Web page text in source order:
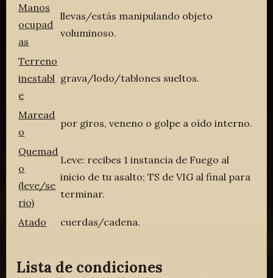
Manos
ocupad
as
llevas/estás manipulando objeto
voluminoso.
Terreno
inestabl
e
grava/lodo/tablones sueltos.
Maread
o
por giros, veneno o golpe a oído interno.
Quemad
o
(leve/se
rio)
Leve: recibes 1 instancia de Fuego al
inicio de tu asalto; TS de VIG al final para
terminar.
Atado cuerdas/cadena.
Lista de condiciones